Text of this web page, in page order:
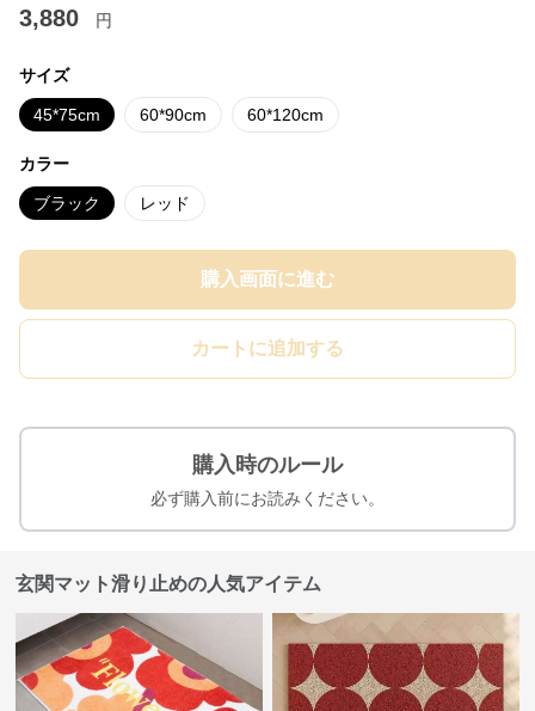
3,880 円
サイズ
45*75cm 60*90cm 60*120cm
カラー
ブラック レッド
購入画面に進む
カートに追加する
購入時のルール
必ず購入前にお読みください。
玄関マット滑り止めの人気アイテム